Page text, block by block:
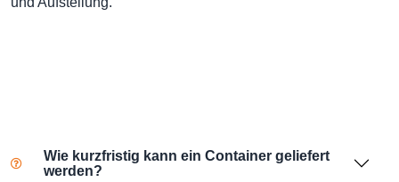
Wie kurzfristig kann ein Container geliefert
werden?